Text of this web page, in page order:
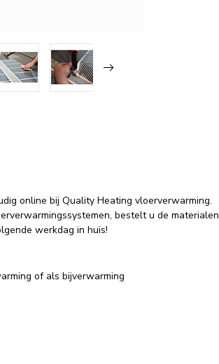
online bij Quality Heating vloerverwarming.
bestelt u de materialen
werkdag in huis!
of als bijverwarming